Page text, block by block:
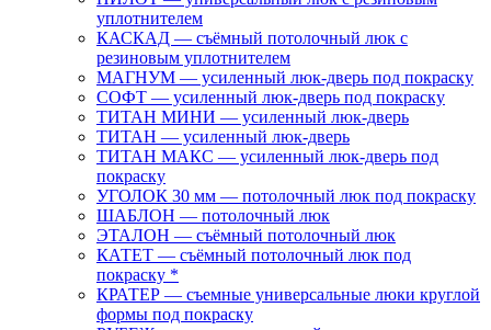
уплотнителем
КАСКАД — съёмный потолочный люк с
резиновым уплотнителем
МАГНУМ — усиленный люк-дверь под покраску
СОФТ — усиленный люк-дверь под покраску
ТИТАН МИНИ — усиленный люк-дверь
ТИТАН — усиленный люк-дверь
ТИТАН МАКС — усиленный люк-дверь под
покраску
УГОЛОК 30 мм — потолочный люк под покраску
ШАБЛОН — потолочный люк
ЭТАЛОН — съёмный потолочный люк
КАТЕТ — съёмный потолочный люк под
покраску *
КРАТЕР — съемные универсальные люки круглой
формы под покраску